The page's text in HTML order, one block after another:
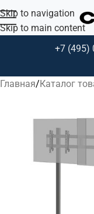
Skip to navigation
Skip to main content
+7 (495)
Главная Каталог